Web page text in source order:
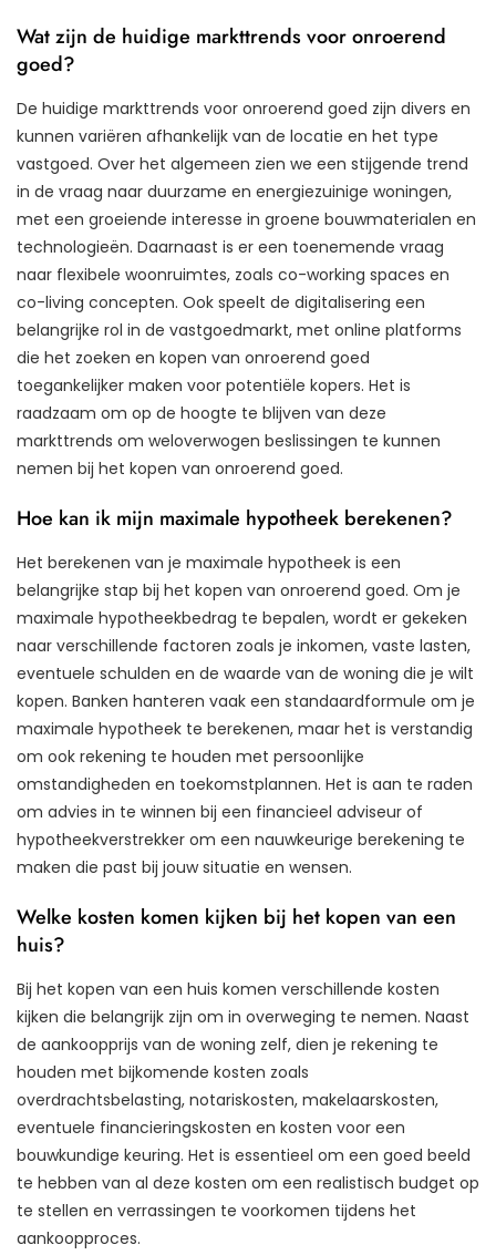
Wat zijn de huidige markttrends voor onroerend
goed?
De huidige markttrends voor onroerend goed zijn divers en
kunnen variëren afhankelijk van de locatie en het type
vastgoed. Over het algemeen zien we een stijgende trend
in de vraag naar duurzame en energiezuinige woningen,
met een groeiende interesse in groene bouwmaterialen en
technologieën. Daarnaast is er een toenemende vraag
naar flexibele woonruimtes, zoals co-working spaces en
co-living concepten. Ook speelt de digitalisering een
belangrijke rol in de vastgoedmarkt, met online platforms
die het zoeken en kopen van onroerend goed
toegankelijker maken voor potentiële kopers. Het is
raadzaam om op de hoogte te blijven van deze
markttrends om weloverwogen beslissingen te kunnen
nemen bij het kopen van onroerend goed.
Hoe kan ik mijn maximale hypotheek berekenen?
Het berekenen van je maximale hypotheek is een
belangrijke stap bij het kopen van onroerend goed. Om je
maximale hypotheekbedrag te bepalen, wordt er gekeken
naar verschillende factoren zoals je inkomen, vaste lasten,
eventuele schulden en de waarde van de woning die je wilt
kopen. Banken hanteren vaak een standaardformule om je
maximale hypotheek te berekenen, maar het is verstandig
om ook rekening te houden met persoonlijke
omstandigheden en toekomstplannen. Het is aan te raden
om advies in te winnen bij een financieel adviseur of
hypotheekverstrekker om een nauwkeurige berekening te
maken die past bij jouw situatie en wensen.
Welke kosten komen kijken bij het kopen van een
huis?
Bij het kopen van een huis komen verschillende kosten
kijken die belangrijk zijn om in overweging te nemen. Naast
de aankoopprijs van de woning zelf, dien je rekening te
houden met bijkomende kosten zoals
overdrachtsbelasting, notariskosten, makelaarskosten,
eventuele financieringskosten en kosten voor een
bouwkundige keuring. Het is essentieel om een goed beeld
te hebben van al deze kosten om een realistisch budget op
te stellen en verrassingen te voorkomen tijdens het
aankoopproces.